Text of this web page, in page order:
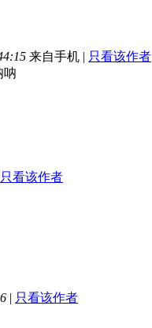
来自手机 | 只看该作者
呐
只看该作者
| 只看该作者